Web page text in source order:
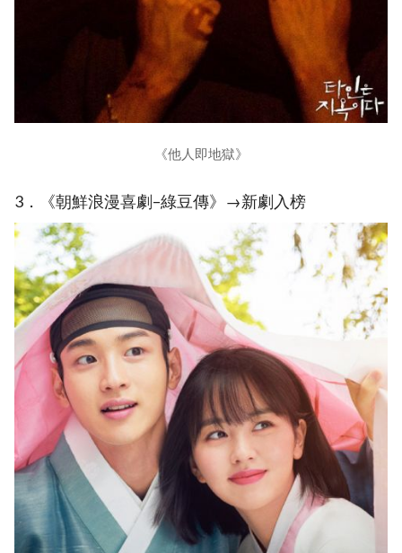
《他人即地獄》
3．《朝鮮浪漫喜劇–綠豆傳》→新劇入榜